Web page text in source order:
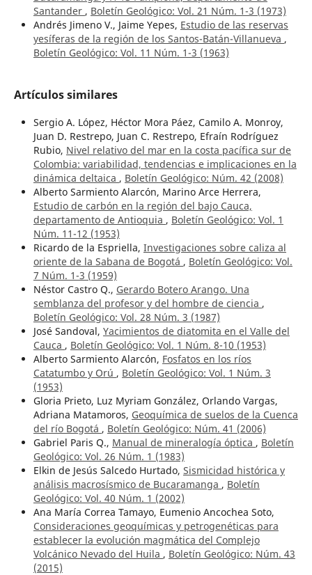
Santander , Boletín Geológico: Vol. 21 Núm. 1-3 (1973)
Andrés Jimeno V., Jaime Yepes, Estudio de las reservas
yesíferas de la región de los Santos-Batán-Villanueva ,
Boletín Geológico: Vol. 11 Núm. 1-3 (1963)
Artículos similares
Sergio A. López, Héctor Mora Páez, Camilo A. Monroy,
Juan D. Restrepo, Juan C. Restrepo, Efraín Rodríguez
Rubio, Nivel relativo del mar en la costa pacífica sur de
Colombia: variabilidad, tendencias e implicaciones en la
dinámica deltaica , Boletín Geológico: Núm. 42 (2008)
Alberto Sarmiento Alarcón, Marino Arce Herrera,
Estudio de carbón en la región del bajo Cauca,
departamento de Antioquia , Boletín Geológico: Vol. 1
Núm. 11-12 (1953)
Ricardo de la Espriella, Investigaciones sobre caliza al
oriente de la Sabana de Bogotá , Boletín Geológico: Vol.
7 Núm. 1-3 (1959)
Néstor Castro Q., Gerardo Botero Arango. Una
semblanza del profesor y del hombre de ciencia ,
Boletín Geológico: Vol. 28 Núm. 3 (1987)
José Sandoval, Yacimientos de diatomita en el Valle del
Cauca , Boletín Geológico: Vol. 1 Núm. 8-10 (1953)
Alberto Sarmiento Alarcón, Fosfatos en los ríos
Catatumbo y Orú , Boletín Geológico: Vol. 1 Núm. 3
(1953)
Gloria Prieto, Luz Myriam González, Orlando Vargas,
Adriana Matamoros, Geoquímica de suelos de la Cuenca
del río Bogotá , Boletín Geológico: Núm. 41 (2006)
Gabriel Paris Q., Manual de mineralogía óptica , Boletín
Geológico: Vol. 26 Núm. 1 (1983)
Elkin de Jesús Salcedo Hurtado, Sismicidad histórica y
análisis macrosísmico de Bucaramanga , Boletín
Geológico: Vol. 40 Núm. 1 (2002)
Ana María Correa Tamayo, Eumenio Ancochea Soto,
Consideraciones geoquímicas y petrogenéticas para
establecer la evolución magmática del Complejo
Volcánico Nevado del Huila , Boletín Geológico: Núm. 43
(2015)